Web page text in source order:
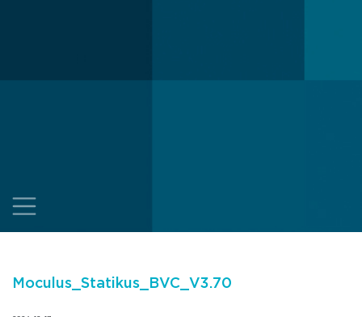
Moculus_Statikus_BVC_V3.70